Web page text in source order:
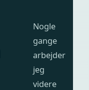
Nogle
gange
arbejder
jeg
videre